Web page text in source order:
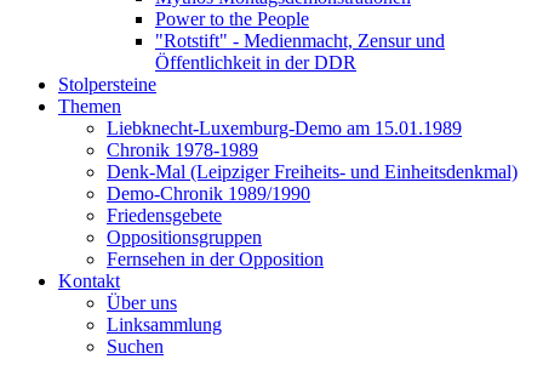
Power to the People
"Rotstift" - Medienmacht, Zensur und
Öffentlichkeit in der DDR
Stolpersteine
Themen
Liebknecht-Luxemburg-Demo am 15.01.1989
Chronik 1978-1989
Denk-Mal (Leipziger Freiheits- und Einheitsdenkmal)
Demo-Chronik 1989/1990
Friedensgebete
Oppositionsgruppen
Fernsehen in der Opposition
Kontakt
Über uns
Linksammlung
Suchen